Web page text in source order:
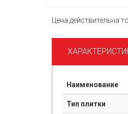
Цена действительна
Наименование
Тип плитки